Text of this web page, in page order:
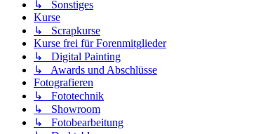
↳ Sonstiges
Kurse
↳ Scrapkurse
Kurse frei für Forenmitglieder
↳ Digital Painting
↳ Awards und Abschlüsse
Fotografieren
↳ Fototechnik
↳ Showroom
↳ Fotobearbeitung